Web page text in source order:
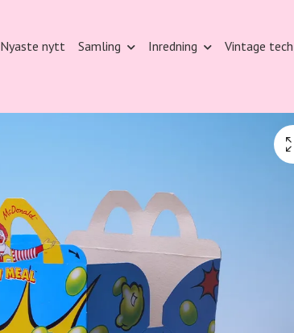
Nyaste nytt Samling Inredning Vintage tech